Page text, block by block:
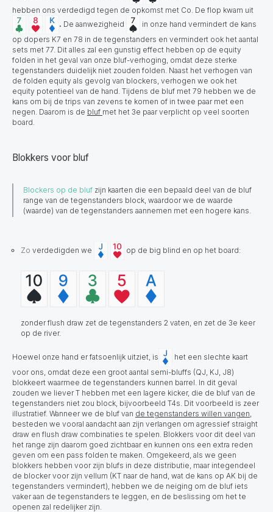
hebben ons verdedigd tegen de opkomst met Co. De flop kwam uit
. De aanwezigheid
in onze hand vermindert de kans
op dopers K7 en 78 in de tegenstanders en vermindert ook het aantal
sets met 77. Dit alles zal een gunstig effect hebben op de equity
folden in het geval van onze bluf-verhoging, omdat deze sterke
tegenstanders duidelijk niet zouden folden. Naast het verhogen van
de folden equity als gevolg van blockers, verhogen we ook het
equity potentieel van de hand. Tijdens de bluf met 79 hebben we de
kans om bij de trips van zevens te komen of in twee paar met een
negen. Daarom is de bluf met het 3e paar verplicht op veel soorten
board.
Blokkers voor bluf
Blockers op de bluf zijn kaarten die een bepaald deel van de bluf
range van de tegenstanders block, waardoor we de waarde
(waarde) van de tegenstanders aannemen met een hogere kans.
Zo verdedigden we op de big blind en op het board:
zonder flush draw zet de tegenstanders 2 vaten, en zet de 3e keer
op de river.
Hoewel onze hand er fatsoenlijk uitziet, is
het een slechte kaart
voor ons, omdat deze een groot aantal semi-bluffs (QJ, KJ, J8)
blokkeert waarmee de tegenstanders kunnen barrel. In dit geval
zouden we liever T hebben met een lagere kicker, die de bluf van de
tegenstanders niet zou block, bijvoorbeeld T4s. Dit voorbeeld is zeer
illustratief. Wanneer we de bluf van de tegenstanders willen vangen
besteden we vooral aandacht aan zijn verlangen om agressief straight
draw en flush draw combinaties te spelen. Blokkers voor dit deel van
het range zijn daarom goed zichtbaar en kunnen ons een extra reden
geven om een pass folden te maken. Omgekeerd, als we geen
blokkers hebben voor zijn blufs in deze distributie, maar integendeel
de blocker voor zijn vellum (KT naar de hand, wat de kans op AK bij de
tegenstanders vermindert), hebben we de neiging om de bluf iets
vaker aan de tegenstanders te leggen, en de beslissing om het te
openen zal redelijker zijn.